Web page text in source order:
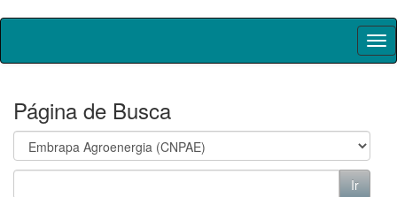
Skip
Página de Busca